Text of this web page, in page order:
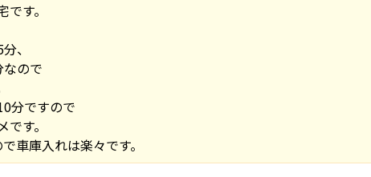
す。
、
ので
分ですので
す。
車庫入れは楽々です。